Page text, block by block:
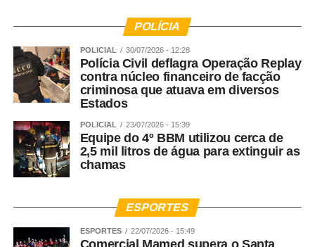
POLÍCIA
POLICIAL 30/07/2026 - 12:28
Polícia Civil deflagra Operação Replay
contra núcleo financeiro de facção
criminosa que atuava em diversos
Estados
POLICIAL 23/07/2026 - 15:39
Equipe do 4º BBM utilizou cerca de
2,5 mil litros de água para extinguir as
chamas
ESPORTES
ESPORTES 22/07/2026 - 15:49